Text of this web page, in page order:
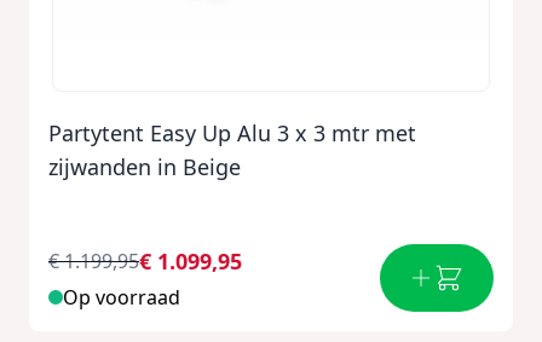
Partytent Easy Up Alu 3 x 3 mtr met
zijwanden in Beige
€ 1.099,95
€ 1.199,95
Op voorraad